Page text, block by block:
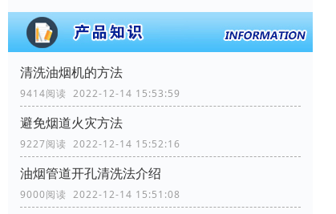
清洗油烟机的方法
9414阅读 2022-12-14 15:53:59
避免烟道火灾方法
9227阅读 2022-12-14 15:52:16
油烟管道开孔清洗法介绍
9000阅读 2022-12-14 15:51:08